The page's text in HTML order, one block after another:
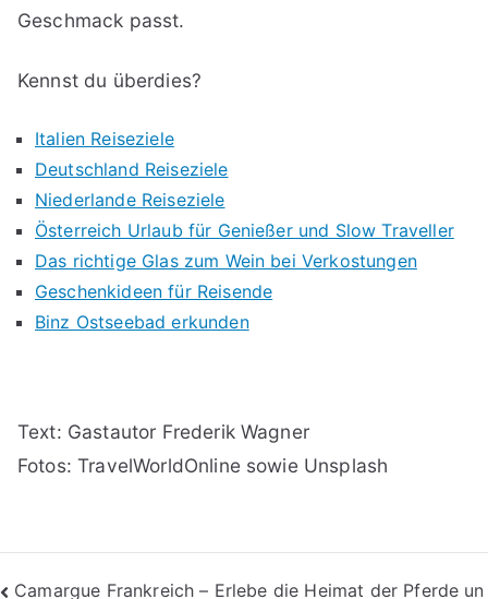
Geschmack passt.
Kennst du überdies?
Italien Reiseziele
Deutschland Reiseziele
Niederlande Reiseziele
Österreich Urlaub für Genießer und Slow Traveller
Das richtige Glas zum Wein bei Verkostungen
Geschenkideen für Reisende
Binz Ostseebad erkunden
Text: Gastautor Frederik Wagner
Fotos: TravelWorldOnline sowie Unsplash
Camargue Frankreich – Erlebe die Heimat der Pferde un